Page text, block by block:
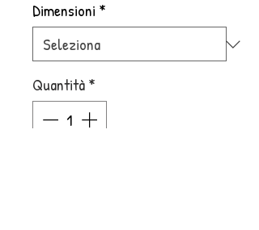
Dimensioni *
Quantità*